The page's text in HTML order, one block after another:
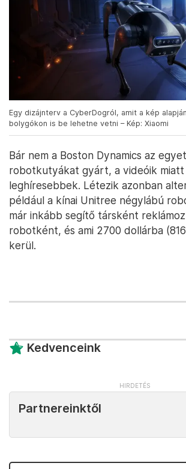
Egy dizájnterv a CyberDogról, amit a kép
bolygókon is be lehetne vetni – Kép: Xiaomi
Bár nem a Boston Dynamics az
robotkutyákat gyárt, a videóik miatt
leghíresebbek. Létezik azonban
például a kínai Unitree négylábú
már inkább segítő társként
robotként, és ami 2700 dollárba
kerül.
Kedvenceink
Partnereinktől